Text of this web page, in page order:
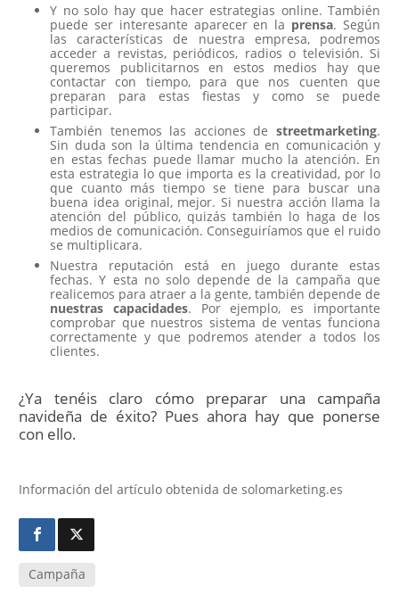
Y no solo hay que hacer estrategias online. También
puede ser interesante aparecer en la prensa. Según
las características de nuestra empresa, podremos
acceder a revistas, periódicos, radios o televisión. Si
queremos publicitarnos en estos medios hay que
contactar con tiempo, para que nos cuenten que
preparan para estas fiestas y como se puede
participar.
También tenemos las acciones de streetmarketing.
Sin duda son la última tendencia en comunicación y
en estas fechas puede llamar mucho la atención. En
esta estrategia lo que importa es la creatividad, por lo
que cuanto más tiempo se tiene para buscar una
buena idea original, mejor. Si nuestra acción llama la
atención del público, quizás también lo haga de los
medios de comunicación. Conseguiríamos que el ruido
se multiplicara.
Nuestra reputación está en juego durante estas
fechas. Y esta no solo depende de la campaña que
realicemos para atraer a la gente, también depende de
nuestras capacidades. Por ejemplo, es importante
comprobar que nuestros sistema de ventas funciona
correctamente y que podremos atender a todos los
clientes.
¿Ya tenéis claro cómo preparar una campaña
navideña de éxito? Pues ahora hay que ponerse
con ello.
Información del artículo obtenida de solomarketing.es
Campaña